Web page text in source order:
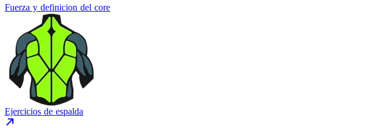
Fuerza y definicion del core
Ejercicios de espalda